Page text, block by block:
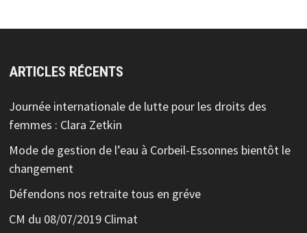
ARTICLES RÉCENTS
Journée internationale de lutte pour les droits des
femmes : Clara Zetkin
Mode de gestion de l’eau à Corbeil-Essonnes bientôt le
changement
Défendons nos retraite tous en gréve
CM du 08/07/2019 Climat